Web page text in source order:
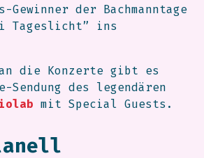
Gewinner der Bachmanntage
Tageslicht” ins
die Konzerte gibt es
Sendung des legendären
mit Special Guests.